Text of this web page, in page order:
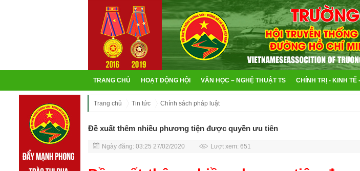
TRANG CHỦ HOẠT ĐỘNG HỘI VĂN HỌC – NGHỆ THUẬT TS CHÍNH TRỊ - KINH TẾ
Trang chủ Tin tức Chính sách pháp luật
Đề xuất thêm nhiều phương tiện được quyền ưu tiên
Ngày đăng: 03:25 27/02/2020 Lượt xem: 651